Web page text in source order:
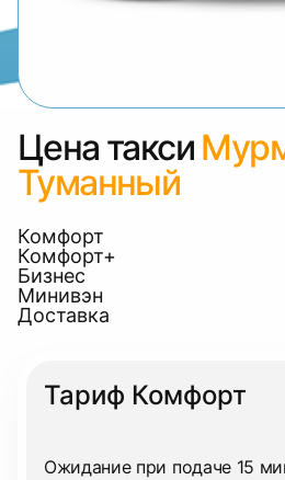
Цена такси
Туманный
Комфорт
Комфорт+
Бизнес
Минивэн
Доставка
Тариф Комфорт
Ожидание при подаче 15